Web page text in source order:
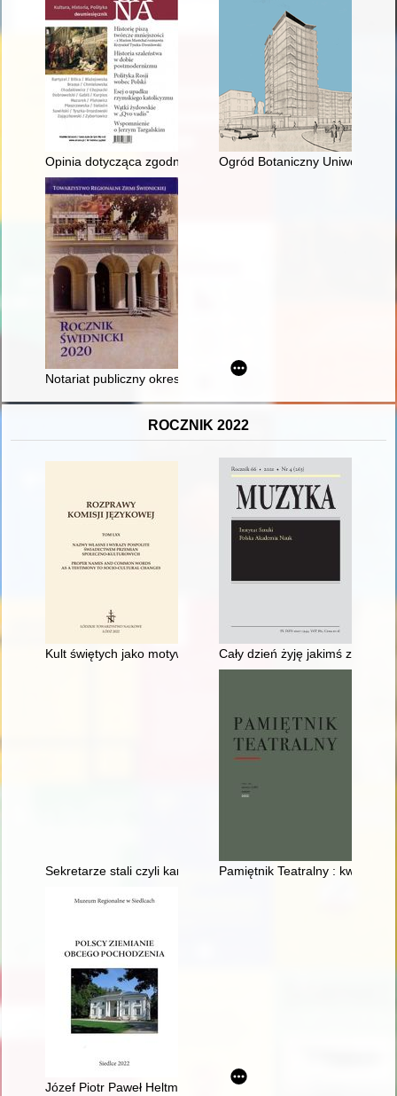
Opinia dotycząca zgodności historycznej treści dzieła
Ogród Botaniczny
Notariat publiczny okresu średniowiecza (1352-1507) w
ROCZNIK 2022
Kult świętych jako motywacja wyboru imienia w parafii
Cały dzień żyję jakimś
Sekretarze stali czyli kanclerze Towarzystwa Lekarskiego
Pamiętnik Teatralny :
Józef Piotr Paweł Heltman (1877-1945) i jego powinowaci -